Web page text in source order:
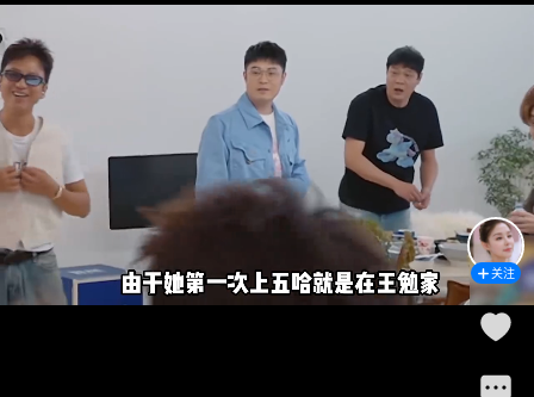
关注